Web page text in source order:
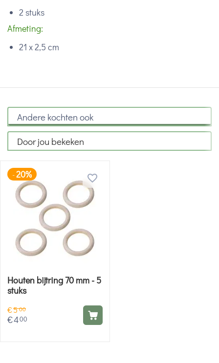
2 stuks
Afmeting:
21 x 2,5 cm
Andere kochten ook
Door jou bekeken
-20%
Houten bijtring 70 mm - 5
stuks
€500
€400